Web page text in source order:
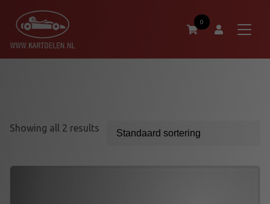
0
Showing all 2 results